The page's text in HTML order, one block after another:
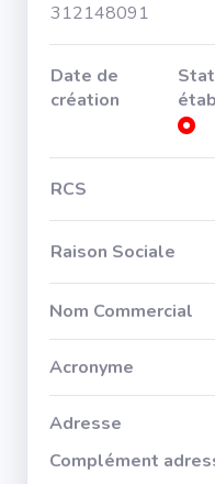
312148091
Date de
création
RCS
Raison Sociale
Nom Commercial
Acronyme
Adresse
Complément